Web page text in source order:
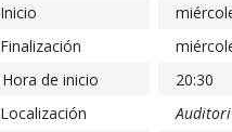
Inicio
Finalización
Hora de inicio
20:30
Localización